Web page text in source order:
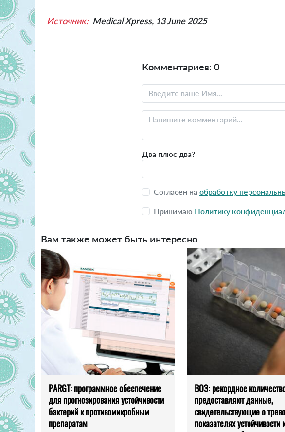
Источник: Medical Xpress, 13 June 2025
Комментариев: 0
Два плюс два?
Согласен на обработку
Принимаю Политику
Вам также может быть интересно
PARGT: программное обеспечение
для прогнозирования устойчивости
бактерий к противомикробным
препаратам
ВОЗ: рекордное
предоставляют данные,
свидетельствующие о
показателях устойчивости к